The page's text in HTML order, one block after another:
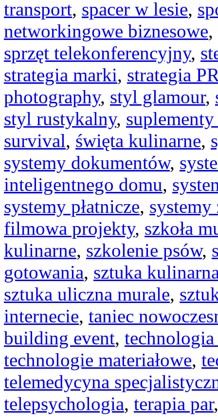
transport, spacer w lesie,
networkingowe biznesowe,
sprzęt telekonferencyjny,
strategia marki, strategia
photography, styl glamour,
styl rustykalny,
survival, święta kulinarne,
systemy dokumentów,
inteligentnego domu,
systemy płatnicze, systemy
filmowa projekty, szkoła
kulinarne, szkolenie psów,
gotowania, sztuka
sztuka uliczna murale,
internecie, taniec
building event,
technologie materiałowe,
telemedycyna
telepsychologia, terapia par